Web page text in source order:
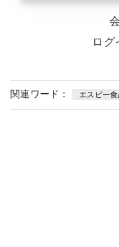
ログ
関連ワード： エスビー食